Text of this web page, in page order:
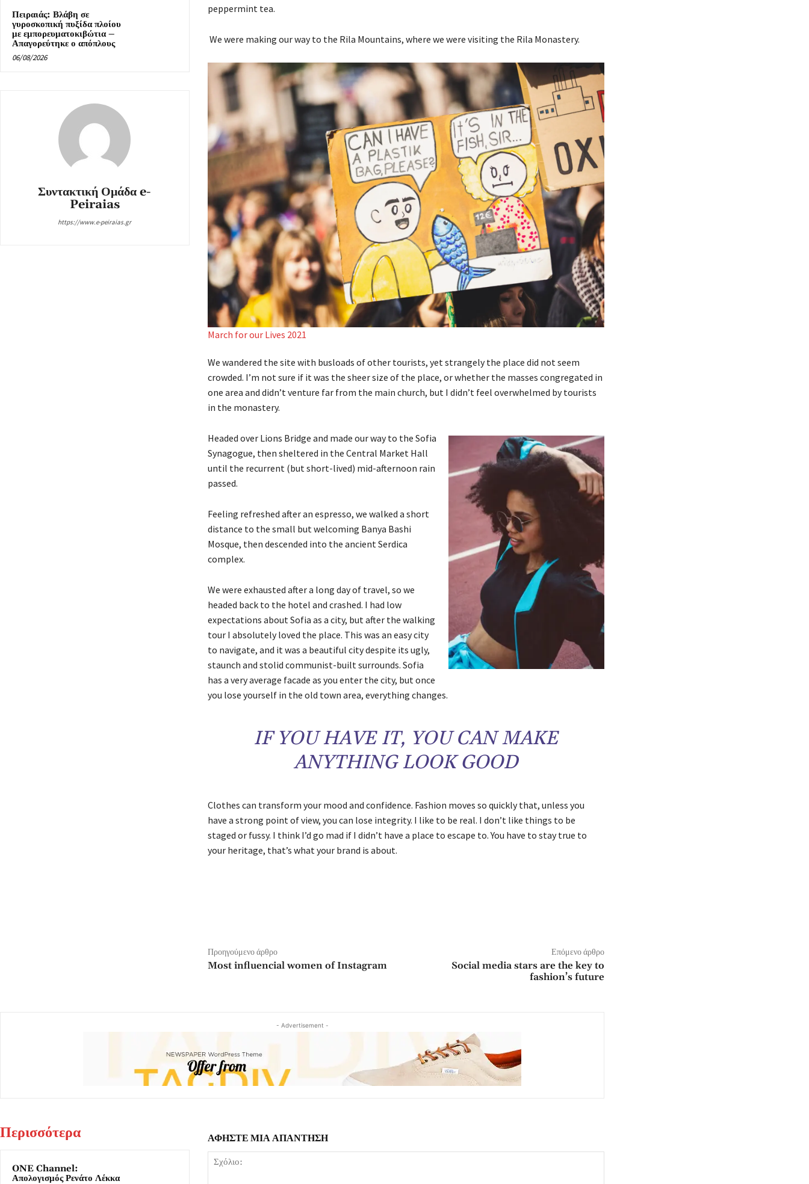
Πειραιάς: Βλάβη σε
γυροσκοπική πυξίδα πλοίου
με εμπορευματοκιβώτια –
Απαγορεύτηκε ο απόπλους
06/08/2026
Συντακτική Ομάδα e-
Peiraias
https://www.e-peiraias.gr
peppermint tea.
We were making our way to the Rila Mountains, where we were visiting the Rila Monastery.
March for our Lives 2021
We wandered the site with busloads of other tourists, yet strangely the place did not seem
crowded. I’m not sure if it was the sheer size of the place, or whether the masses congregated in
one area and didn’t venture far from the main church, but I didn’t feel overwhelmed by tourists
in the monastery.
Headed over Lions Bridge and made our way to the Sofia
Synagogue, then sheltered in the Central Market Hall
until the recurrent (but short-lived) mid-afternoon rain
passed.
Feeling refreshed after an espresso, we walked a short
distance to the small but welcoming Banya Bashi
Mosque, then descended into the ancient Serdica
complex.
We were exhausted after a long day of travel, so we
headed back to the hotel and crashed. I had low
expectations about Sofia as a city, but after the walking
tour I absolutely loved the place. This was an easy city
to navigate, and it was a beautiful city despite its ugly,
staunch and stolid communist-built surrounds. Sofia
has a very average facade as you enter the city, but once
you lose yourself in the old town area, everything changes.
IF YOU HAVE IT, YOU CAN MAKE
ANYTHING LOOK GOOD
Clothes can transform your mood and confidence. Fashion moves so quickly that, unless you
have a strong point of view, you can lose integrity. I like to be real. I don’t like things to be
staged or fussy. I think I’d go mad if I didn’t have a place to escape to. You have to stay true to
your heritage, that’s what your brand is about.
Προηγούμενο άρθρο
Most influencial women of Instagram
Επόμενο άρθρο
Social media stars are the key to
fashion’s future
- Advertisement -
Περισσότερα
ONE Channel:
Απολογισμός Ρενάτο Λέκκα
ΑΦΗΣΤΕ ΜΙΑ ΑΠΑΝΤΗΣΗ